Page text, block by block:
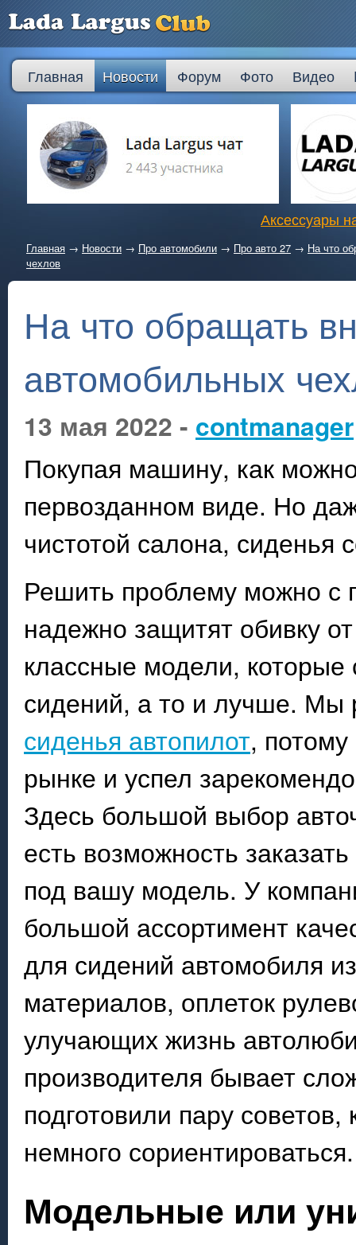
Главная Новости Форум Фото Видео
Аксессуары
Главная → Новости → Про автомобили → Про авто 27 → На что
чехлов
На что обращать
автомобильных
13 мая 2022 - contmanager
Покупая машину, как
первозданном виде. Но
чистотой салона,
Решить проблему можно с
надежно защитят обивку
классные модели, которые
сидений, а то и лучше.
сиденья автопилот,
рынке и успел
Здесь большой выбор
есть возможность
под вашу модель. У
большой ассортимент
для сидений автомобиля
материалов, оплеток
улучающих жизнь
производителя бывает
подготовили пару
немного сориентироваться.
Модельные или